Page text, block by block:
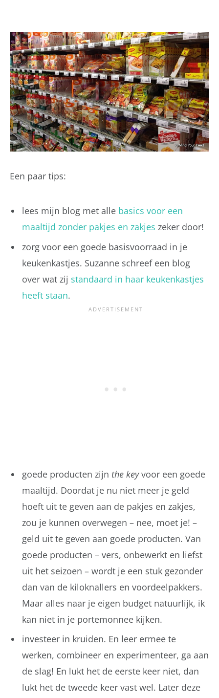
Een paar tips:
lees mijn blog met alle basics voor een
maaltijd zonder pakjes en zakjes zeker door!
zorg voor een goede basisvoorraad in je
keukenkastjes. Suzanne schreef een blog
over wat zij standaard in haar keukenkastjes
heeft staan.
goede producten zijn the keyvoor een goede
maaltijd. Doordat je nu niet meer je geld
hoeft uit te geven aan de pakjes en zakjes,
zou je kunnen overwegen – nee, moet je! –
geld uit te geven aan goede producten. Van
goede producten – vers, onbewerkt en liefst
uit het seizoen – wordt je een stuk gezonder
dan van de kiloknallers en voordeelpakkers.
Maar alles naar je eigen budget natuurlijk, ik
kan niet in je portemonnee kijken.
investeer in kruiden. En leer ermee te
werken, combineer en experimenteer, ga aan
de slag! En lukt het de eerste keer niet, dan
lukt het de tweede keer vast wel. Later deze